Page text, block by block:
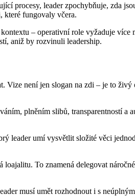
procesy, leader zpochybňuje, zda
které fungovaly včera.
– operativní role vyžaduje více
aniž by rozvinuli leadership.
Vize není jen slogan na zdi – je to
plněním slibů, transparentností
leader umí vysvětlit složité věci
To znamená delegovat
musí umět rozhodnout i s